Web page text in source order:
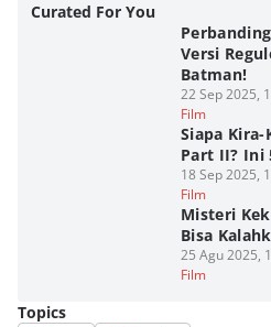
Curated For You
Versi
Batman!
22 Sep 2025,
Film
Siapa
Part II? Ini
18 Sep 2025,
Film
Misteri
Bisa
25 Agu 2025,
Film
Topics